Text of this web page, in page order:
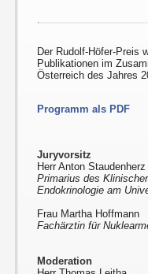
Der Rudolf-Höfer-Preis
Publikationen im
Österreich des Jahres
Programm als PDF
Juryvorsitz
Herr Anton Staudenherz
Primarius des
Endokrinologie am
Frau Martha Hoffmann
Fachärztin für
Moderation